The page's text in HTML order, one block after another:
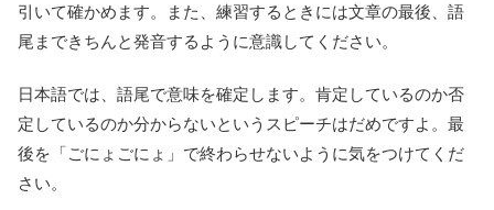
引いて確かめます。また、練習するときには文章の最後、語
尾まできちんと発音するように意識してください。
日本語では、語尾で意味を確定します。肯定しているのか否
定しているのか分からないというスピーチはだめですよ。最
後を「ごにょごにょ」で終わらせないように気をつけてくだ
さい。